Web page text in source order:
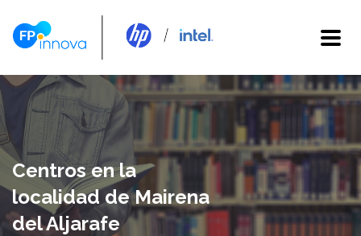
Centros en la
localidad de Mairena
del Aljarafe